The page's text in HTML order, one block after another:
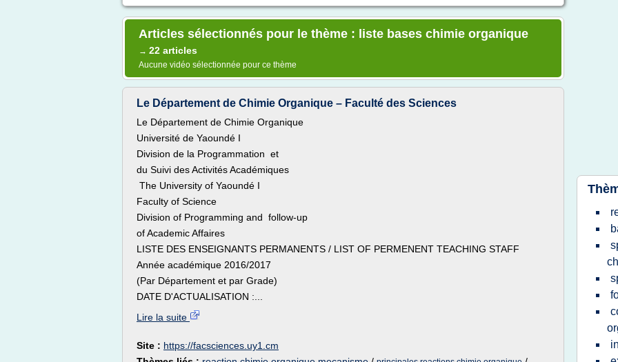
Articles sélectionnés pour le thème : liste bases chimie organique
→ 22 articles
Aucune vidéo sélectionnée pour ce thème
Le Département de Chimie Organique – Faculté des Sciences
Le Département de Chimie Organique
Université de Yaoundé I
Division de la Programmation et
du Suivi des Activités Académiques
The University of Yaoundé I
Faculty of Science
Division of Programming and follow-up
of Academic Affaires
LISTE DES ENSEIGNANTS PERMANENTS / LIST OF PERMENENT TEACHING STAFF
Année académique 2016/2017
(Par Département et par Grade)
DATE D'ACTUALISATION :...
Lire la suite
Site : https://facsciences.uy1.cm